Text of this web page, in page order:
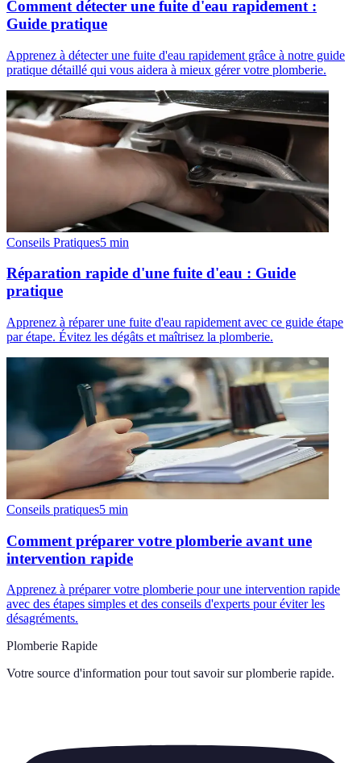
Comment détecter une fuite d'eau rapidement :
Guide pratique
Apprenez à détecter une fuite d'eau rapidement grâce à notre guide
pratique détaillé qui vous aidera à mieux gérer votre plomberie.
Conseils Pratiques5 min
Réparation rapide d'une fuite d'eau : Guide
pratique
Apprenez à réparer une fuite d'eau rapidement avec ce guide étape
par étape. Évitez les dégâts et maîtrisez la plomberie.
Conseils pratiques5 min
Comment préparer votre plomberie avant une
intervention rapide
Apprenez à préparer votre plomberie pour une intervention rapide
avec des étapes simples et des conseils d'experts pour éviter les
désagréments.
Plomberie Rapide
Votre source d'information pour tout savoir sur plomberie rapide.